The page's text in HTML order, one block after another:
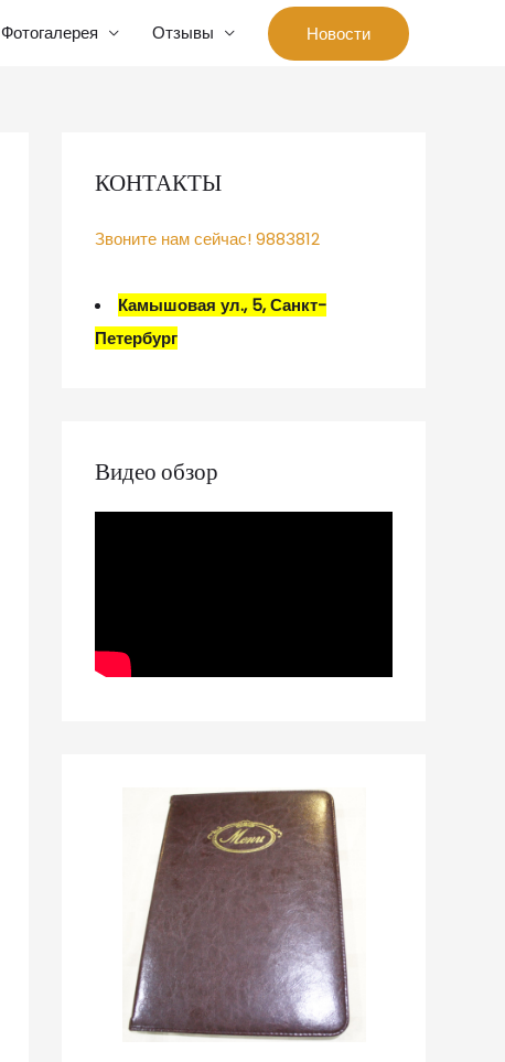
Фотогалерея Отзывы Новости
КОНТАКТЫ
Звоните нам сейчас! 9883812
Камышовая ул., 5, Санкт-
Петербург
Видео обзор